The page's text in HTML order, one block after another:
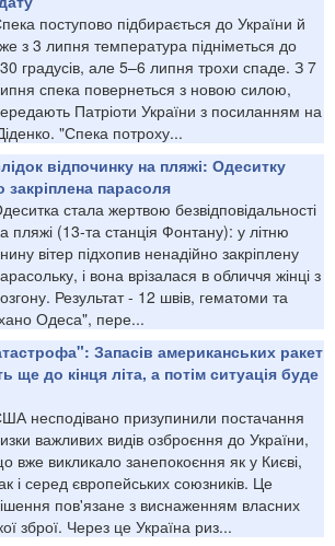
поступово підбирається до України й
з 3 липня температура підніметься до
градусів, але 5–6 липня трохи спаде. З 7
спека повернеться з новою силою,
Патріоти України з посиланням на
"Спека потроху...
відпочинку на пляжі: Одеситку
парасоля
стала жертвою безвідповідальності
пляжі (13‑та станція Фонтану): у літню
вітер підхопив ненадійно закріплену
і вона врізалася в обличчя жінці з
Результат - 12 швів, гематоми та
Одеса", пере...
Запасів американських ракет
ще до кінця літа, а потім ситуація буде
несподівано призупинили постачання
важливих видів озброєння до України,
вже викликало занепокоєння як у Києві,
і серед європейських союзників. Це
пов'язане з виснаженням власних
зброї. Через це Україна риз...